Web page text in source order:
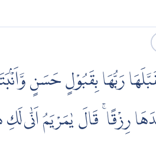
رَبُّهَا بِقَبُوْلٍ حَسَنٍ
رِزْقًا ۚ قَالَ يٰمَرْيَمُ اَنّٰى